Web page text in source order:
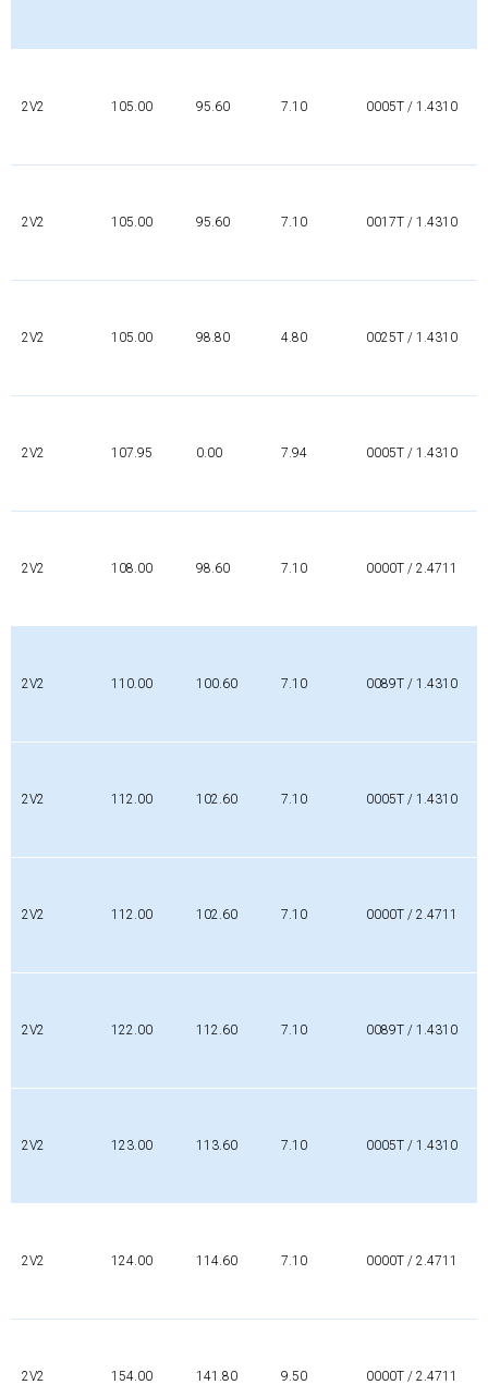
2V2 105.00 95.60 7.10 0005T / 1.4310
2V2 105.00 95.60 7.10 0017T / 1.4310
2V2 105.00 98.80 4.80 0025T / 1.4310
2V2 107.95 0.00 7.94 0005T / 1.4310
2V2 108.00 98.60 7.10 0000T / 2.4711
2V2 110.00 100.60 7.10 0089T / 1.4310
2V2 112.00 102.60 7.10 0005T / 1.4310
2V2 112.00 102.60 7.10 0000T / 2.4711
2V2 122.00 112.60 7.10 0089T / 1.4310
2V2 123.00 113.60 7.10 0005T / 1.4310
2V2 124.00 114.60 7.10 0000T / 2.4711
2V2 154.00 141.80 9.50 0000T / 2.4711